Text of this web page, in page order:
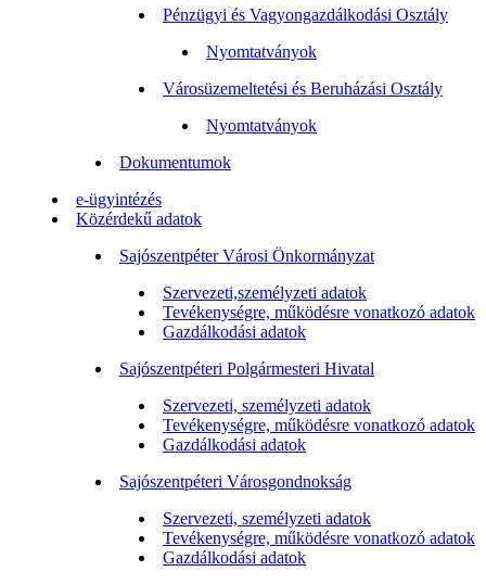
Pénzügyi és Vagyongazdálkodási Osztály
Nyomtatványok
Városüzemeltetési és Beruházási Osztály
Nyomtatványok
Dokumentumok
e-ügyintézés
Közérdekű adatok
Sajószentpéter Városi Önkormányzat
Szervezeti,személyzeti adatok
Tevékenységre, működésre vonatkozó adatok
Gazdálkodási adatok
Sajószentpéteri Polgármesteri Hivatal
Szervezeti, személyzeti adatok
Tevékenységre, működésre vonatkozó adatok
Gazdálkodási adatok
Sajószentpéteri Városgondnokság
Szervezeti, személyzeti adatok
Tevékenységre, működésre vonatkozó adatok
Gazdálkodási adatok